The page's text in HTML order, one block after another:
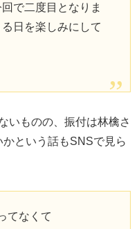
で二度目となりま
日を楽しみにして
いものの、振付は林檎さ
という話もSNSで見ら
てなくて